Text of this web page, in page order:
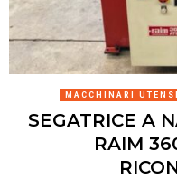
MACCHINARI
SEGATRICE A
RAIM